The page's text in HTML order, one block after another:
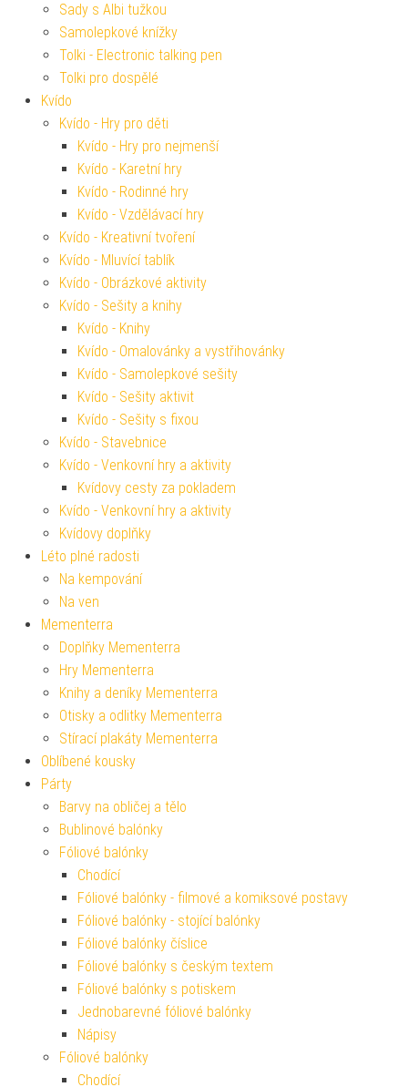
Sady s Albi tužkou
Samolepkové knížky
Tolki - Electronic talking pen
Tolki pro dospělé
Kvído
Kvído - Hry pro děti
Kvído - Hry pro nejmenší
Kvído - Karetní hry
Kvído - Rodinné hry
Kvído - Vzdělávací hry
Kvído - Kreativní tvoření
Kvído - Mluvící tablík
Kvído - Obrázkové aktivity
Kvído - Sešity a knihy
Kvído - Knihy
Kvído - Omalovánky a vystřihovánky
Kvído - Samolepkové sešity
Kvído - Sešity aktivit
Kvído - Sešity s fixou
Kvído - Stavebnice
Kvído - Venkovní hry a aktivity
Kvídovy cesty za pokladem
Kvído - Venkovní hry a aktivity
Kvídovy doplňky
Léto plné radosti
Na kempování
Na ven
Mementerra
Doplňky Mementerra
Hry Mementerra
Knihy a deníky Mementerra
Otisky a odlitky Mementerra
Stírací plakáty Mementerra
Oblíbené kousky
Párty
Barvy na obličej a tělo
Bublinové balónky
Fóliové balónky
Chodící
Fóliové balónky - filmové a komiksové postavy
Fóliové balónky - stojící balónky
Fóliové balónky číslice
Fóliové balónky s českým textem
Fóliové balónky s potiskem
Jednobarevné fóliové balónky
Nápisy
Fóliové balónky
Chodící